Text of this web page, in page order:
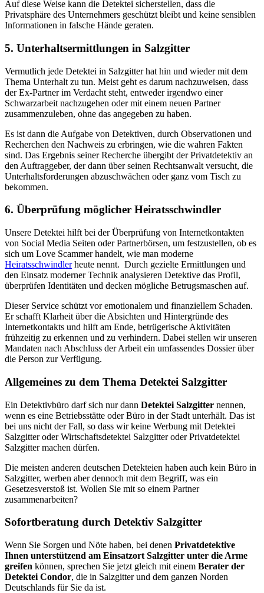
Auf diese Weise kann die Detektei sicherstellen, dass die
Privatsphäre des Unternehmers geschützt bleibt und keine sensiblen
Informationen in falsche Hände geraten.
5. Unterhaltsermittlungen in Salzgitter
Vermutlich jede Detektei in Salzgitter hat hin und wieder mit dem
Thema Unterhalt zu tun. Meist geht es darum nachzuweisen, dass
der Ex-Partner im Verdacht steht, entweder irgendwo einer
Schwarzarbeit nachzugehen oder mit einem neuen Partner
zusammenzuleben, ohne das angegeben zu haben.
Es ist dann die Aufgabe von Detektiven, durch Observationen und
Recherchen den Nachweis zu erbringen, wie die wahren Fakten
sind. Das Ergebnis seiner Recherche übergibt der Privatdetektiv an
den Auftraggeber, der dann über seinen Rechtsanwalt versucht, die
Unterhaltsforderungen abzuschwächen oder ganz vom Tisch zu
bekommen.
6. Überprüfung möglicher Heiratsschwindler
Unsere Detektei hilft bei der Überprüfung von Internetkontakten
von Social Media Seiten oder Partnerbörsen, um festzustellen, ob es
sich um Love Scammer handelt, wie man moderne
Heiratsschwindlerheute nennt. Durch gezielte Ermittlungen und
den Einsatz moderner Technik analysieren Detektive das Profil,
überprüfen Identitäten und decken mögliche Betrugsmaschen auf.
Dieser Service schützt vor emotionalem und finanziellem Schaden.
Er schafft Klarheit über die Absichten und Hintergründe des
Internetkontakts und hilft am Ende, betrügerische Aktivitäten
frühzeitig zu erkennen und zu verhindern. Dabei stellen wir unseren
Mandaten nach Abschluss der Arbeit ein umfassendes Dossier über
die Person zur Verfügung.
Allgemeines zu dem Thema Detektei Salzgitter
Ein Detektivbüro darf sich nur dann Detektei Salzgitter nennen,
wenn es eine Betriebsstätte oder Büro in der Stadt unterhält. Das ist
bei uns nicht der Fall, so dass wir keine Werbung mit Detektei
Salzgitter oder Wirtschaftsdetektei Salzgitter oder Privatdetektei
Salzgitter machen dürfen.
Die meisten anderen deutschen Detekteien haben auch kein Büro in
Salzgitter, werben aber dennoch mit dem Begriff, was ein
Gesetzesverstoß ist. Wollen Sie mit so einem Partner
zusammenarbeiten?
Sofortberatung durch Detektiv Salzgitter
Wenn Sie Sorgen und Nöte haben, bei denen Privatdetektive
Ihnen unterstützend am Einsatzort Salzgitter unter die Arme
greifen können, sprechen Sie jetzt gleich mit einem Berater der
Detektei Condor, die in Salzgitter und dem ganzen Norden
Deutschlands für Sie da ist.